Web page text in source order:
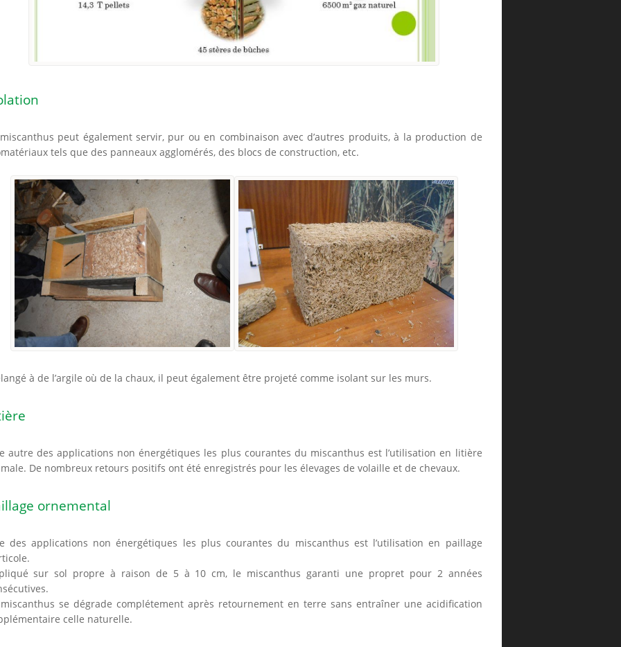
peut également servir, pur ou en combinaison avec d’autres produits, à la production de
tels que des panneaux agglomérés, des blocs de construction, etc.
à de l’argile où de la chaux, il peut également être projeté comme isolant sur les murs.
autre des applications non énergétiques les plus courantes du miscanthus est l’utilisation en litière
De nombreux retours positifs ont été enregistrés pour les élevages de volaille et de chevaux.
ornemental
des applications non énergétiques les plus courantes du miscanthus est l’utilisation en paillage
sur sol propre à raison de 5 à 10 cm, le miscanthus garanti une propret pour 2 années
se dégrade complétement après retournement en terre sans entraîner une acidification
celle naturelle.